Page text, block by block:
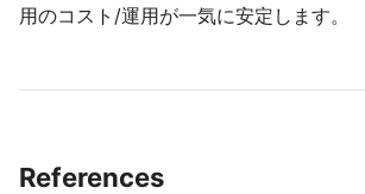
用のコスト/運用が一気に安定します。
References